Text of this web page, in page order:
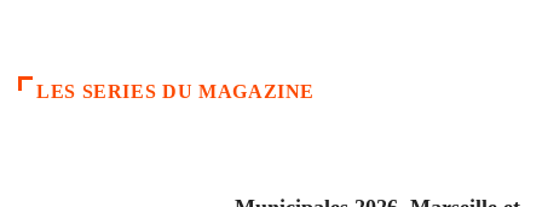
LES SERIES DU MAGAZINE